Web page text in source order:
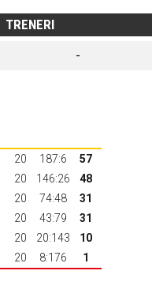
TRENERI
-
20 187:6
57
20 146:26
48
20 74:48
31
20 43:79
31
20 20:143
10
20 8:176 1